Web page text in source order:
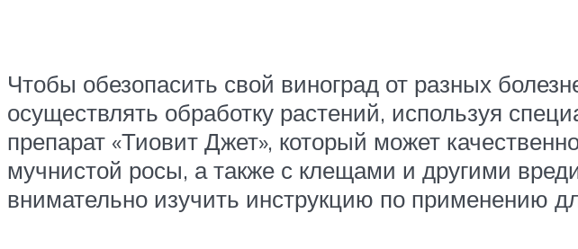
Чтобы обезопасить свой виноград от разных
осуществлять обработку растений, используя
препарат «Тиовит Джет», который может
мучнистой росы, а также с клещами и другими
внимательно изучить инструкцию по применению